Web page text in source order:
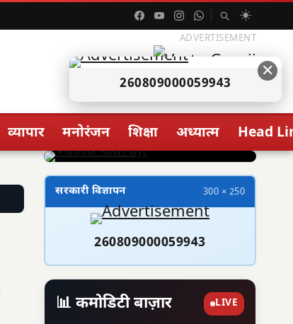
☀️
ADVERTISEMENT
व्यापार मनोरंजन शिक्षा अध्यात्म Head
सरकारी विज्ञापन 300 × 250
260809000059943
📊 कमोडिटी बाज़ार LIVE
✕
260809000059943